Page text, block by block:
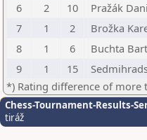
6
2 10 Pražák
7
1 2 Brožka
8
1 6 Buchta
9
1 15
*) Rating difference of more
Chess-Tournament-Results-
tiráž